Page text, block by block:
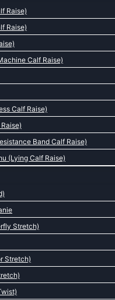
Raise)
Raise)
Calf Raise)
Calf Raise)
Band Calf Raise)
(Lying Calf Raise)
Stretch)
Stretch)